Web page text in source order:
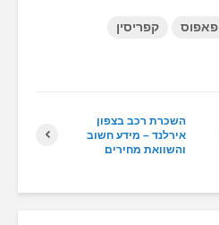
פאפוס קפריסין
השכרת רכב בצפון
אירלנד – מידע חשוב
והשוואת מחירים